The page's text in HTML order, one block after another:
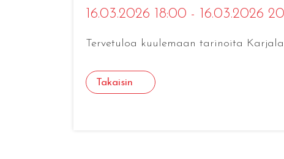
16.03.2026 18:00 - 16.03.2026
Tervetuloa kuulemaan tarinoita
Takaisin